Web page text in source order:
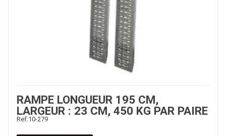
RAMPE LONGUEUR 195 CM,
LARGEUR : 23 CM, 450 KG PAR PAIRE
Ref. 10-279